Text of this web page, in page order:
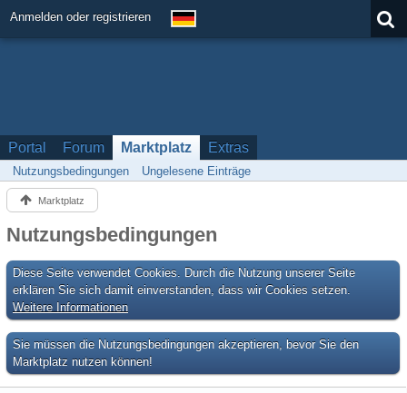
Anmelden oder registrieren
Portal Forum Marktplatz Extras
Nutzungsbedingungen Ungelesene Einträge
Marktplatz
Nutzungsbedingungen
Diese Seite verwendet Cookies. Durch die Nutzung unserer Seite
erklären Sie sich damit einverstanden, dass wir Cookies setzen.
Weitere Informationen
Sie müssen die Nutzungsbedingungen akzeptieren, bevor Sie den
Marktplatz nutzen können!